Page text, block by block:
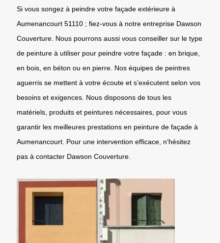
Si vous songez à peindre votre façade extérieure à
Aumenancourt 51110 ; fiez-vous à notre entreprise Dawson
Couverture. Nous pourrons aussi vous conseiller sur le type
de peinture à utiliser pour peindre votre façade : en brique,
en bois, en béton ou en pierre. Nos équipes de peintres
aguerris se mettent à votre écoute et s’exécutent selon vos
besoins et exigences. Nous disposons de tous les
matériels, produits et peintures nécessaires, pour vous
garantir les meilleures prestations en peinture de façade à
Aumenancourt. Pour une intervention efficace, n’hésitez
pas à contacter Dawson Couverture.